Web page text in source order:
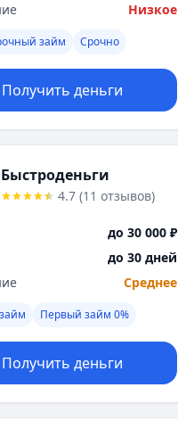
Низкое
займ Срочно
Получить деньги
Быстроденьги
4.7 (11 отзывов)
до 30 000 ₽
до 30 дней
Среднее
Первый займ 0%
Получить деньги